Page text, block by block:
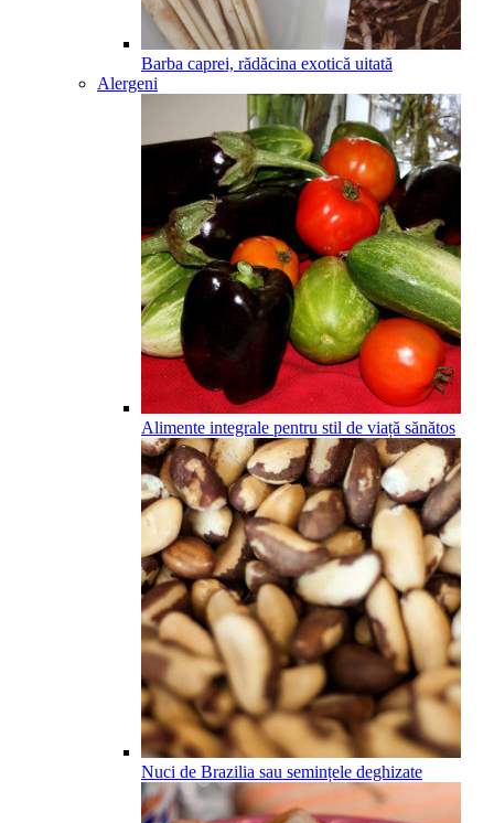
Barba caprei, rădăcina exotică uitată
Alergeni
Alimente integrale pentru stil de viață sănătos
Nuci de Brazilia sau semințele deghizate